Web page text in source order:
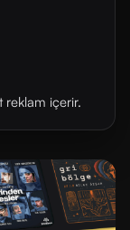
içerir.